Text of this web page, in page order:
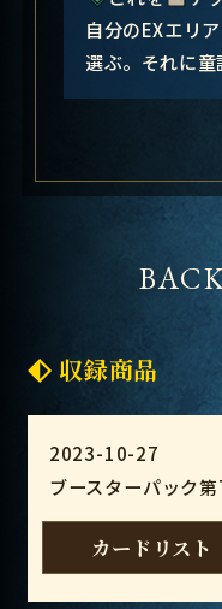
自分のEXエリ
選ぶ。それに童
収録商品
2023-10-27
ブースターパック第
カードリスト